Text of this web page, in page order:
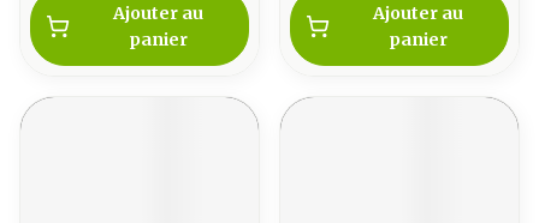
Ajouter au
panier
Ajouter au
panier